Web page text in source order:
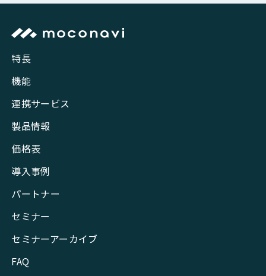
特長
機能
連携サービス
製品情報
価格表
導入事例
パートナー
セミナー
セミナーアーカイブ
FAQ